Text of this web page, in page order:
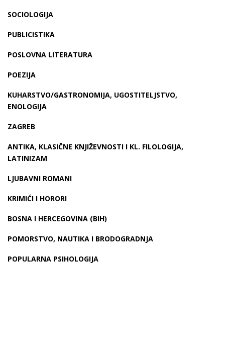
SOCIOLOGIJA
PUBLICISTIKA
POSLOVNA LITERATURA
POEZIJA
KUHARSTVO/GASTRONOMIJA, UGOSTITELJSTVO,
ENOLOGIJA
ZAGREB
ANTIKA, KLASIČNE KNJIŽEVNOSTI I KL. FILOLOGIJA,
LATINIZAM
LJUBAVNI ROMANI
KRIMIĆI I HORORI
BOSNA I HERCEGOVINA (BIH)
POMORSTVO, NAUTIKA I BRODOGRADNJA
POPULARNA PSIHOLOGIJA